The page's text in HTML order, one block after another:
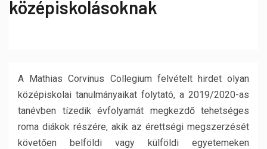
középiskolásoknak
A Mathias Corvinus Collegium felvételt hirdet olyan
középiskolai tanulmányaikat folytató, a 2019/2020-as
tanévben tízedik évfolyamát megkezdő tehetséges
roma diákok részére, akik az érettségi megszerzését
követően belföldi vagy külföldi egyetemeken